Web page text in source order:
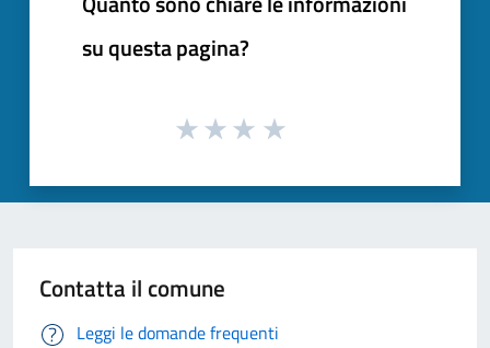
su questa pagina?
Contatta il comune
Leggi le domande frequenti